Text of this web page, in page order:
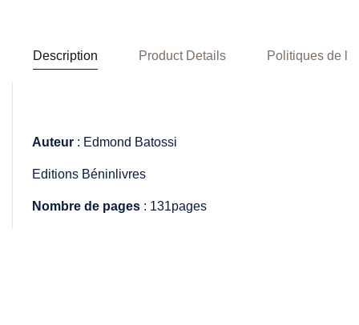
Description Product Details Politiques de la
Auteur : Edmond Batossi
Editions Béninlivres
Nombre de pages : 131pages